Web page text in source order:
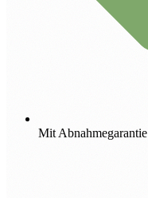
Mit Abnahmegarantie